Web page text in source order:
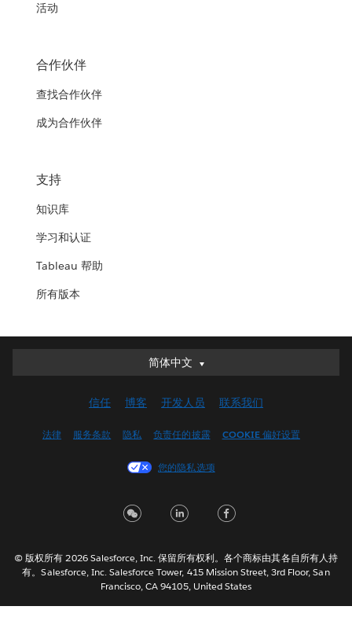
活动
合作伙伴
查找合作伙伴
成为合作伙伴
支持
知识库
学习和认证
Tableau 帮助
所有版本
简体中文
简体中文
English (UK)
Français (Canada)
Italiano
한국어
Nederlands
信任 博客 开发人员 联系我们
法律 服务条款 隐私 负责任的披露 COOKIE 偏好设置
您的隐私选项
© 版权所有 2026 Salesforce, Inc. 保留所有权利。各个商标由其各自所有人持
有。Salesforce, Inc. Salesforce Tower, 415 Mission Street, 3rd Floor, San
Francisco, CA 94105, United States